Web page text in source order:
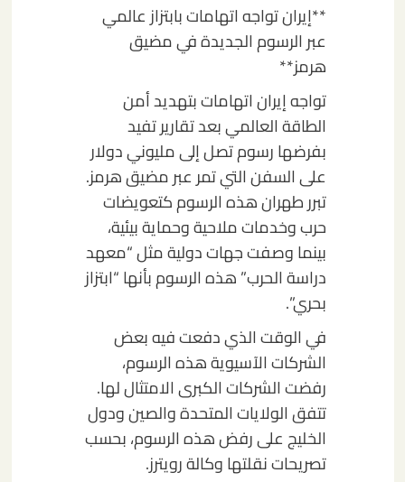
**إيران تواجه اتهامات بابتزاز عالمي
عبر الرسوم الجديدة في مضيق
هرمز**
تواجه إيران اتهامات بتهديد أمن
الطاقة العالمي بعد تقارير تفيد
بفرضها رسوم تصل إلى مليوني دولار
على السفن التي تمر عبر مضيق هرمز.
تبرر طهران هذه الرسوم كتعويضات
حرب وخدمات ملاحية وحماية بيئية،
بينما وصفت جهات دولية مثل “معهد
دراسة الحرب” هذه الرسوم بأنها “ابتزاز
بحري”.
في الوقت الذي دفعت فيه بعض
الشركات الآسيوية هذه الرسوم،
رفضت الشركات الكبرى الامتثال لها.
تتفق الولايات المتحدة والصين ودول
الخليج على رفض هذه الرسوم، بحسب
تصريحات نقلتها وكالة رويترز.